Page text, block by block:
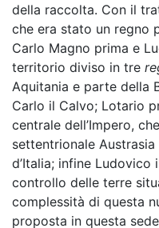
della raccolta. Con il
che era stato un regno
Carlo Magno prima e
territorio diviso in tre
Aquitania e parte della
Carlo il Calvo; Lotario
centrale dell’Impero,
settentrionale
d’Italia; infine
controllo delle terre
complessità di questa
proposta in questa